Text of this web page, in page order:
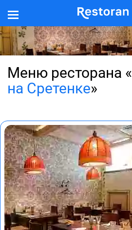
Меню ресторана «
на Сретенке»